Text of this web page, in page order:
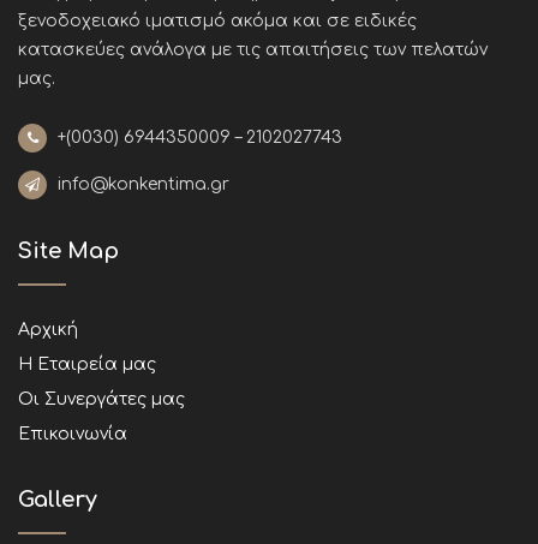
ξενοδοχειακό ιματισμό ακόμα και σε ειδικές
κατασκεύες ανάλογα με τις απαιτήσεις των πελατών
μας.
+(0030) 6944350009 – 2102027743
info@konkentima.gr
Site Map
Αρχική
Η Εταιρεία μας
Οι Συνεργάτες μας
Επικοινωνία
Gallery